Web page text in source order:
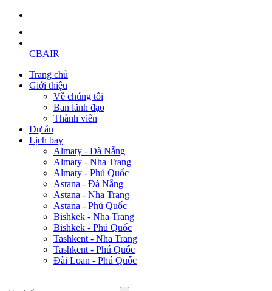
CBAIR
Trang chủ
Giới thiệu
Về chúng tôi
Ban lãnh đạo
Thành viên
Dự án
Lịch bay
Almaty - Đà Nẵng
Almaty - Nha Trang
Almaty - Phú Quốc
Astana - Đà Nẵng
Astana - Nha Trang
Astana - Phú Quốc
Bishkek - Nha Trang
Bishkek - Phú Quốc
Tashkent - Nha Trang
Tashkent - Phú Quốc
Đài Loan - Phú Quốc